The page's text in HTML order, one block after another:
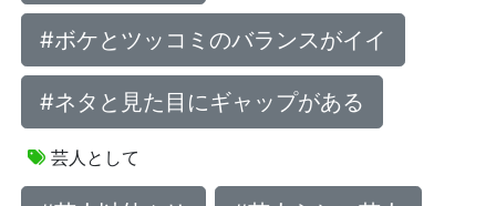
#ボケとツッコミのバランスがイイ
#ネタと見た目にギャップがある
芸人として